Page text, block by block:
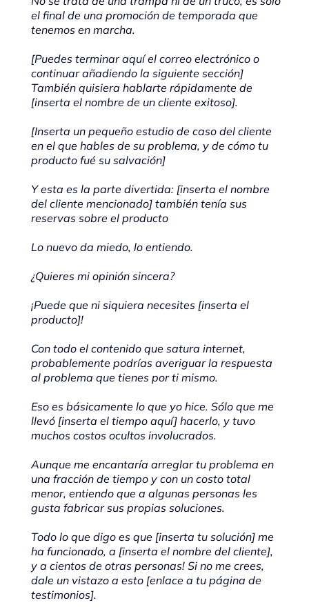
el final de una promoción de temporada que
tenemos en marcha.
[Puedes terminar aquí el correo electrónico o
continuar añadiendo la siguiente sección]
También quisiera hablarte rápidamente de
[inserta el nombre de un cliente exitoso].
[Inserta un pequeño estudio de caso del cliente
en el que hables de su problema, y de cómo tu
producto fué su salvación]
Y esta es la parte divertida: [inserta el nombre
del cliente mencionado] también tenía sus
reservas sobre el producto
Lo nuevo da miedo, lo entiendo.
¿Quieres mi opinión sincera?
¡Puede que ni siquiera necesites [inserta el
producto]!
Con todo el contenido que satura internet,
probablemente podrías averiguar la respuesta
al problema que tienes por ti mismo.
Eso es básicamente lo que yo hice. Sólo que me
llevó [inserta el tiempo aquí] hacerlo, y tuvo
muchos costos ocultos involucrados.
Aunque me encantaría arreglar tu problema en
una fracción de tiempo y con un costo total
menor, entiendo que a algunas personas les
gusta fabricar sus propias soluciones.
Todo lo que digo es que [inserta tu solución] me
ha funcionado, a [inserta el nombre del cliente],
y a cientos de otras personas! Si no me crees,
dale un vistazo a esto [enlace a tu página de
testimonios].